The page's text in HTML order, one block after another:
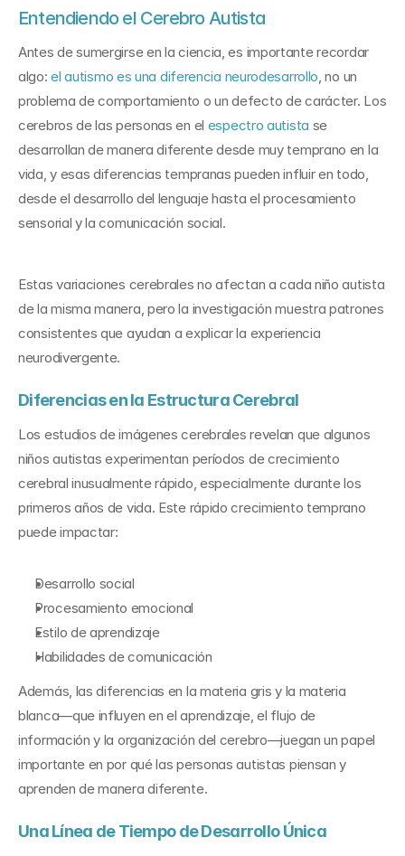
Entendiendo el Cerebro Autista
Antes de sumergirse en la ciencia, es importante recordar
algo: el autismo es una diferencia neurodesarrollo, no un
problema de comportamiento o un defecto de carácter. Los
cerebros de las personas en el espectro autista se
desarrollan de manera diferente desde muy temprano en la
vida, y esas diferencias tempranas pueden influir en todo,
desde el desarrollo del lenguaje hasta el procesamiento
sensorial y la comunicación social.
Estas variaciones cerebrales no afectan a cada niño autista
de la misma manera, pero la investigación muestra patrones
consistentes que ayudan a explicar la experiencia
neurodivergente.
Diferencias en la Estructura Cerebral
Los estudios de imágenes cerebrales revelan que algunos
niños autistas experimentan períodos de crecimiento
cerebral inusualmente rápido, especialmente durante los
primeros años de vida. Este rápido crecimiento temprano
puede impactar:
Desarrollo social
Procesamiento emocional
Estilo de aprendizaje
Habilidades de comunicación
Además, las diferencias en la materia gris y la materia
blanca—que influyen en el aprendizaje, el flujo de
información y la organización del cerebro—juegan un papel
importante en por qué las personas autistas piensan y
aprenden de manera diferente.
Una Línea de Tiempo de Desarrollo Única